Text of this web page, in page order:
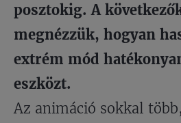
posztokig. A
megnézzük, hogyan
extrém mód
eszközt.
Az animáció sokkal